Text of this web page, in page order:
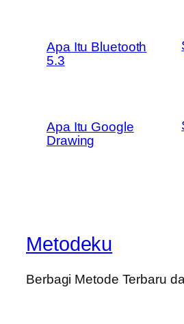
Apa Itu Bluetooth
5.3
Apa Itu Google
Drawing
Metodeku
Berbagi Metode Terbaru